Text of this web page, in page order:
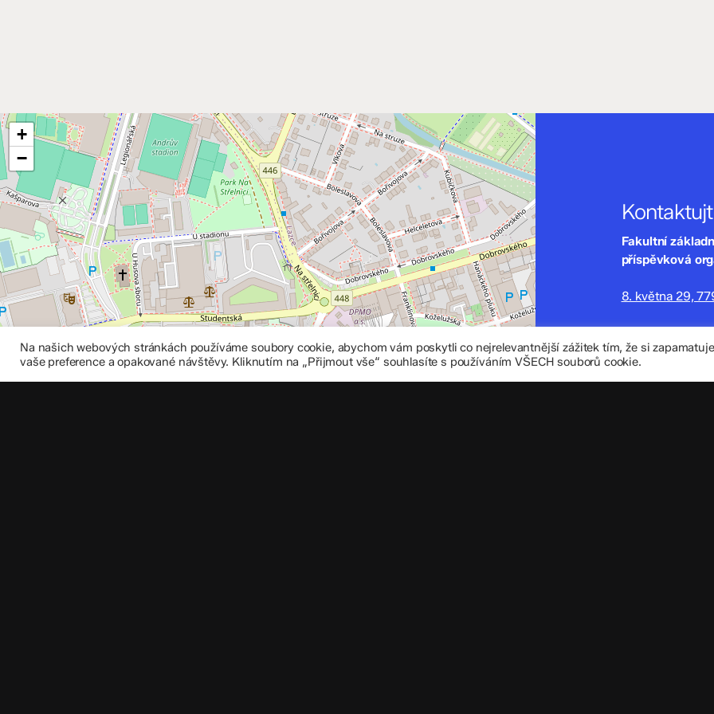
+
−
Fakultní
příspěvková
8. května 29,
+420 585 208
Na našich webových stránkách používáme soubory cookie, abychom vám poskytli co nejrelevantnější zážitek tím, že si
vaše preference a opakované návštěvy. Kliknutím na „Přijmout vše“ souhlasíte s používáním VŠECH souborů cookie.